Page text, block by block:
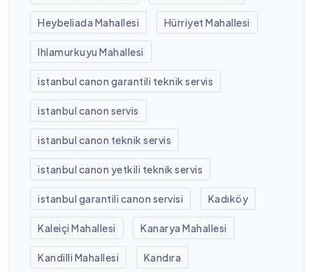
Heybeliada Mahallesi Hürriyet Mahallesi
Ihlamurkuyu Mahallesi
istanbul canon garantili teknik servis
istanbul canon servis
istanbul canon teknik servis
istanbul canon yetkili teknik servis
istanbul garantili canon servisi Kadıköy
Kaleiçi Mahallesi Kanarya Mahallesi
Kandilli Mahallesi Kandıra